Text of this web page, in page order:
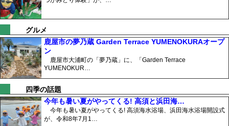
グルメ
鹿屋市の夢乃蔵 Garden Terrace YUMENOKURAオープ
ン
鹿屋市大浦町の「夢乃蔵」に、「Garden Terrace
YUMENOKUR…
四季の話題
今年も暑い夏がやってくる! 高須と浜田海…
今年も暑い夏がやってくる! 高須海水浴場、浜田海水浴場開設式
が、令和8年7月1…